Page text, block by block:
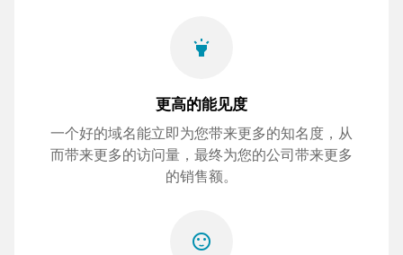
highlight
更高的能见度
一个好的域名能立即为您带来更多的知名度，从
而带来更多的访问量，最终为您的公司带来更多
的销售额。
sentiment_satisfied